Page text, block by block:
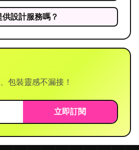
設計服務嗎？
包裝靈感不漏接！
立即訂閱